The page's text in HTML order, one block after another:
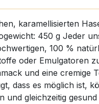
karamellisierten
450 g Jeder
100 %
oder Emulgatoren
und eine cremige
dass es möglich ist,
und gleichzeitig